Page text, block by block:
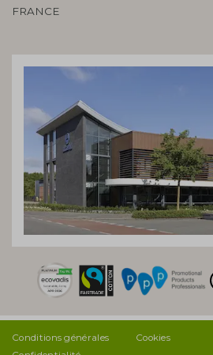
FRANCE
Conditions générales
Cookies